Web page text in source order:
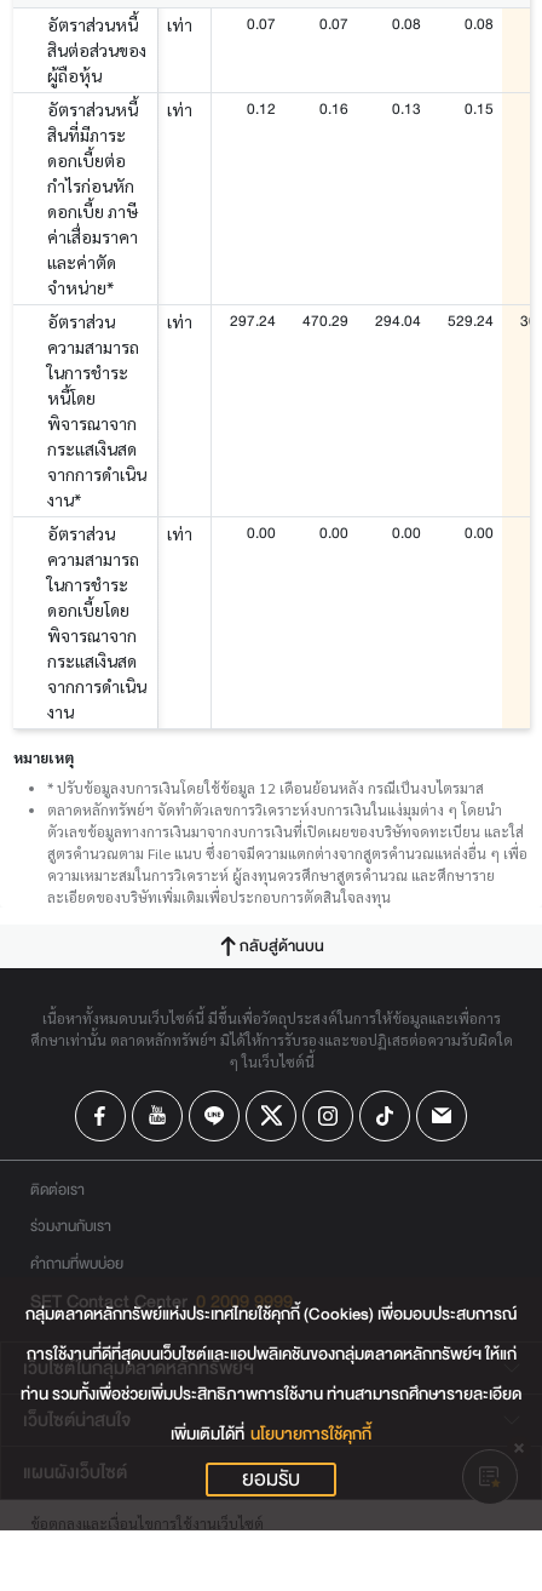
อัตราส่วนหนี้
สินต่อส่วนของ
ผู้ถือหุ้น
เท่า 0.07 0.07 0.08 0.08
อัตราส่วนหนี้
สินที่มีภาระ
ดอกเบี้ยต่อ
กำไรก่อนหัก
ดอกเบี้ย ภาษี
ค่าเสื่อมราคา
และค่าตัด
จำหน่าย*
เท่า 0.12 0.16 0.13 0.15
อัตราส่วน
ความสามารถ
ในการชำระ
หนี้โดย
พิจารณาจาก
กระแสเงินสด
จากการดำเนิน
งาน*
เท่า 297.24 470.29 294.04 529.24
อัตราส่วน
ความสามารถ
ในการชำระ
ดอกเบี้ยโดย
พิจารณาจาก
กระแสเงินสด
จากการดำเนิน
งาน
เท่า 0.00 0.00 0.00 0.00
หมายเหตุ
* ปรับข้อมูลงบการเงินโดยใช้ข้อมูล 12 เดือนย้อนหลัง กรณีเป็นงบไตรมาส
ตลาดหลักทรัพย์ฯ จัดทำตัวเลขการวิเคราะห์งบการเงินในแง่มุมต่าง ๆ โดยนำ
ตัวเลขข้อมูลทางการเงินมาจากงบการเงินที่เปิดเผยของบริษัทจดทะเบียน และใส่
สูตรคำนวณตาม File แนบ ซึ่งอาจมีความแตกต่างจากสูตรคำนวณแหล่งอื่น ๆ เพื่อ
ความเหมาะสมในการวิเคราะห์ ผู้ลงทุนควรศึกษาสูตรคำนวณ และศึกษาราย
ละเอียดของบริษัทเพิ่มเติมเพื่อประกอบการตัดสินใจลงทุน
กลับสู่ด้านบน
เนื้อหาทั้งหมดบนเว็บไซต์นี้ มีขึ้นเพื่อวัตถุประสงค์ในการให้ข้อมูลและเพื่อการ
ศึกษาเท่านั้น ตลาดหลักทรัพย์ฯ มิได้ให้การรับรองและขอปฏิเสธต่อความรับผิดใด
ๆ ในเว็บไซต์นี้
ติดต่อเรา
ร่วมงานกับเรา
คำถามที่พบบ่อย
SET Contact Center 0 2009 9999
เว็บไซต์ในกลุ่มตลาดหลักทรัพย์ฯ
เว็บไซต์น่าสนใจ
แผนผังเว็บไซต์
ข้อตกลงและเงื่อนไขการใช้งานเว็บไซต์
กลุ่มตลาดหลักทรัพย์แห่งประเทศไทยใช้คุกกี้ (Cookies) เพื่อมอบประสบการณ์
การใช้งานที่ดีที่สุดบนเว็บไซต์และแอปพลิเคชันของกลุ่มตลาดหลักทรัพย์ฯ ให้แก่
ท่าน รวมทั้งเพื่อช่วยเพิ่มประสิทธิภาพการใช้งาน ท่านสามารถศึกษารายละเอียด
เพิ่มเติมได้ที่ นโยบายการใช้คุกกี้
ยอมรับ